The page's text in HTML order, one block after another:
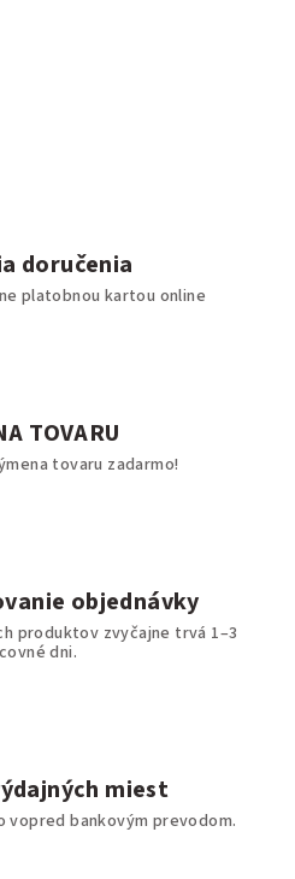
doručenia
platobnou kartou online
TOVARU
tovaru zadarmo!
objednávky
produktov zvyčajne trvá 1–3
dni.
miest
vopred bankovým prevodom.